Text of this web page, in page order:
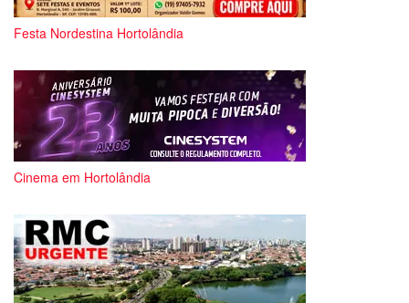
Festa Nordestina Hortolândia
Cinema em Hortolândia